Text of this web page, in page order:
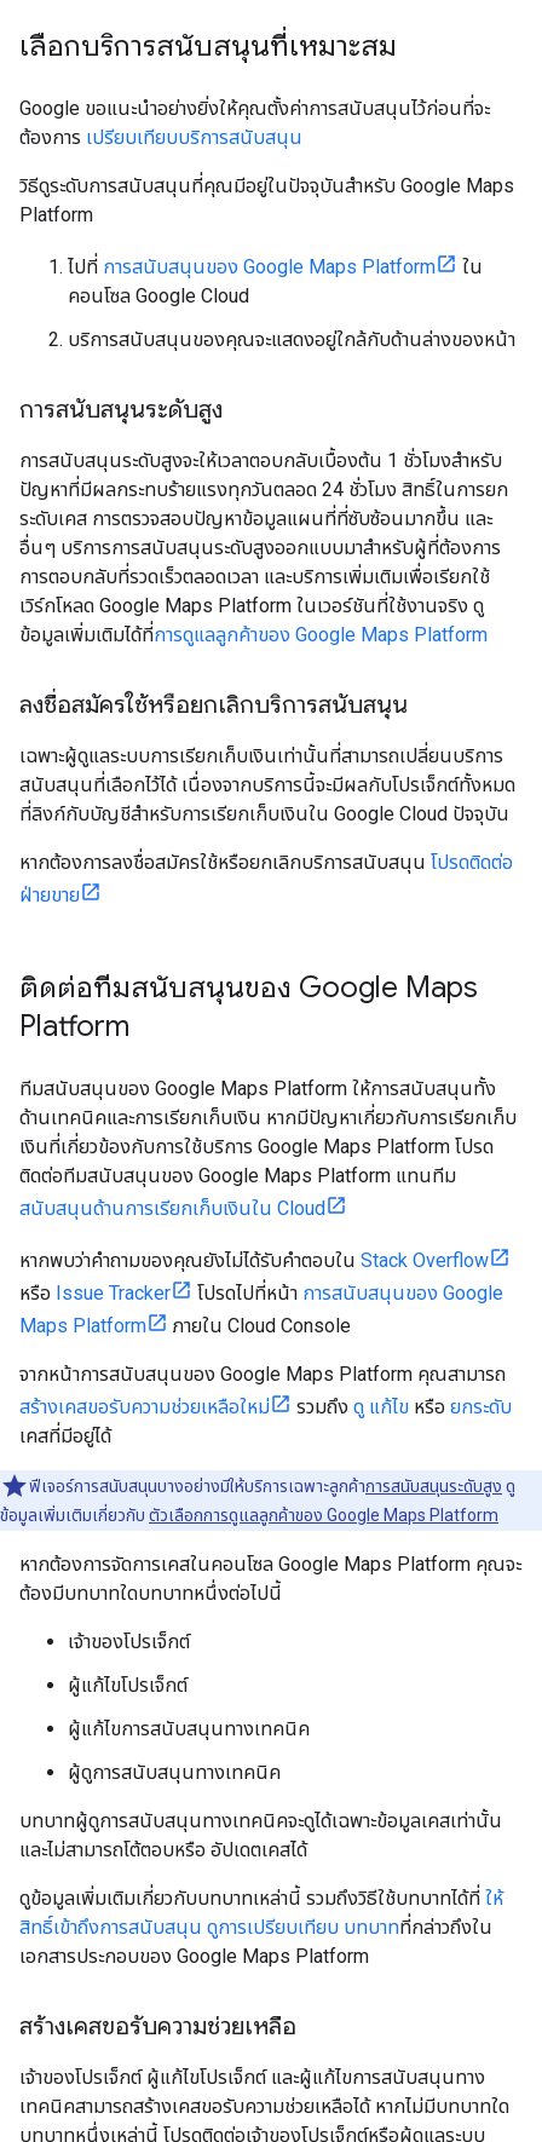
เลือกบริการสนับสนุนที่เหมาะสม
Google ขอแนะนำอย่างยิ่งให้คุณตั้งค่าการสนับสนุนไว้ก่อนที่จะ
ต้องการ เปรียบเทียบบริการสนับสนุน
วิธีดูระดับการสนับสนุนที่คุณมีอยู่ในปัจจุบันสำหรับ Google Maps
Platform
ไปที่ การสนับสนุนของ Google Maps Platform
ใน
คอนโซล Google Cloud
บริการสนับสนุนของคุณจะแสดงอยู่ใกล้กับด้านล่างของหน้า
การสนับสนุนระดับสูง
การสนับสนุนระดับสูงจะให้เวลาตอบกลับเบื้องต้น 1 ชั่วโมงสำหรับ
ปัญหาที่มีผลกระทบร้ายแรงทุกวันตลอด 24 ชั่วโมง สิทธิ์ในการยก
ระดับเคส การตรวจสอบปัญหาข้อมูลแผนที่ที่ซับซ้อนมากขึ้น และ
อื่นๆ บริการการสนับสนุนระดับสูงออกแบบมาสำหรับผู้ที่ต้องการ
การตอบกลับที่รวดเร็วตลอดเวลา และบริการเพิ่มเติมเพื่อเรียกใช้
เวิร์กโหลด Google Maps Platform ในเวอร์ชันที่ใช้งานจริง ดู
ข้อมูลเพิ่มเติมได้ที่การดูแลลูกค้าของ Google Maps Platform
ลงชื่อสมัครใช้หรือยกเลิกบริการสนับสนุน
เฉพาะผู้ดูแลระบบการเรียกเก็บเงินเท่านั้นที่สามารถเปลี่ยนบริการ
สนับสนุนที่เลือกไว้ได้ เนื่องจากบริการนี้จะมีผลกับโปรเจ็กต์ทั้งหมด
ที่ลิงก์กับบัญชีสำหรับการเรียกเก็บเงินใน Google Cloud ปัจจุบัน
หากต้องการลงชื่อสมัครใช้หรือยกเลิกบริการสนับสนุน โปรดติดต่อ
ฝ่ายขาย
ติดต่อทีมสนับสนุนของ Google Maps
Platform
ทีมสนับสนุนของ Google Maps Platform ให้การสนับสนุนทั้ง
ด้านเทคนิคและการเรียกเก็บเงิน หากมีปัญหาเกี่ยวกับการเรียกเก็บ
เงินที่เกี่ยวข้องกับการใช้บริการ Google Maps Platform โปรด
ติดต่อทีมสนับสนุนของ Google Maps Platform แทนทีม
สนับสนุนด้านการเรียกเก็บเงินใน Cloud
หากพบว่าคำถามของคุณยังไม่ได้รับคำตอบใน Stack Overflow
หรือ Issue Tracker โปรดไปที่หน้า การสนับสนุนของ Google
Maps Platform
ภายใน Cloud Console
จากหน้าการสนับสนุนของ Google Maps Platform คุณสามารถ
สร้างเคสขอรับความช่วยเหลือใหม่
รวมถึง ดู แก้ไข หรือ ยกระดับ
เคสที่มีอยู่ได้
ฟีเจอร์การสนับสนุนบางอย่างมีให้บริการเฉพาะลูกค้าการสนับสนุนระดับสูง ดู
ข้อมูลเพิ่มเติมเกี่ยวกับ ตัวเลือกการดูแลลูกค้าของ Google Maps Platform
หากต้องการจัดการเคสในคอนโซล Google Maps Platform คุณจะ
ต้องมีบทบาทใดบทบาทหนึ่งต่อไปนี้
เจ้าของโปรเจ็กต์
ผู้แก้ไขโปรเจ็กต์
ผู้แก้ไขการสนับสนุนทางเทคนิค
ผู้ดูการสนับสนุนทางเทคนิค
บทบาทผู้ดูการสนับสนุนทางเทคนิคจะดูได้เฉพาะข้อมูลเคสเท่านั้น
และไม่สามารถโต้ตอบหรือ อัปเดตเคสได้
ดูข้อมูลเพิ่มเติมเกี่ยวกับบทบาทเหล่านี้ รวมถึงวิธีใช้บทบาทได้ที่ ให้
สิทธิ์เข้าถึงการสนับสนุน ดูการเปรียบเทียบ บทบาทที่กล่าวถึงใน
เอกสารประกอบของ Google Maps Platform
สร้างเคสขอรับความช่วยเหลือ
เจ้าของโปรเจ็กต์ ผู้แก้ไขโปรเจ็กต์ และผู้แก้ไขการสนับสนุนทาง
เทคนิคสามารถสร้างเคสขอรับความช่วยเหลือได้ หากไม่มีบทบาทใด
บทบาทหนึ่งเหล่านี้ โปรดติดต่อเจ้าของโปรเจ็กต์หรือผู้ดูแลระบบ